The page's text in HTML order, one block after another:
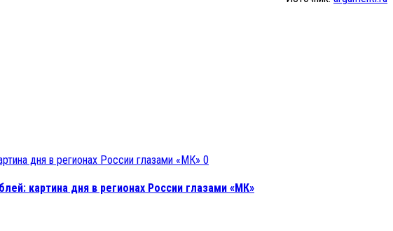
0
картина дня в регионах России глазами «МК»